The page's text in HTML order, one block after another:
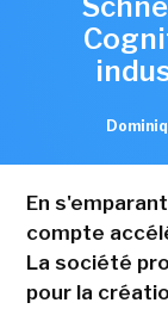
En
compte
La société
pour la